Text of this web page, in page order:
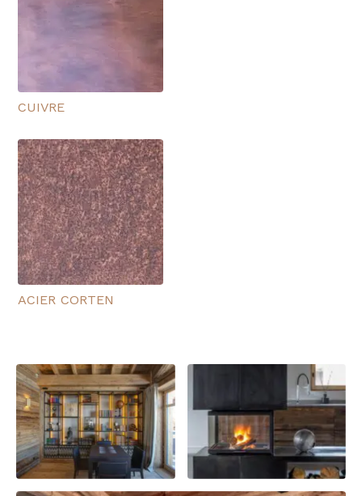
CUIVRE
ACIER CORTEN